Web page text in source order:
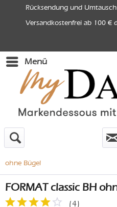
Rücksendung und
Versandkostenfrei ab 100 €
Menü
ohne Bügel
FORMAT classic BH
(4)